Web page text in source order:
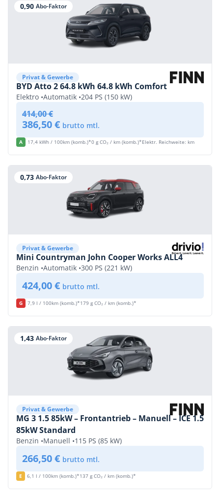
0,90 Abo-Faktor
Privat & Gewerbe
BYD Atto 2 64.8 kWh 64.8 kWh Comfort
Elektro •Automatik •204 PS (150 kW)
414,00 €
386,50 € brutto mtl.
A 17,4 kWh / 100km (komb.)*0 g CO₂ / km (komb.)*Elektr. Reichweite: km
0,73 Abo-Faktor
Privat & Gewerbe
Mini Countryman John Cooper Works ALL4
Benzin •Automatik •300 PS (221 kW)
424,00 € brutto mtl.
G 7,9 l / 100km (komb.)*179 g CO₂ / km (komb.)*
1,43 Abo-Faktor
Privat & Gewerbe
MG 3 1.5 85kW – Frontantrieb – Manuell – ICE 1.5
85kW Standard
Benzin •Manuell •115 PS (85 kW)
266,50 € brutto mtl.
E 6,1 l / 100km (komb.)*137 g CO₂ / km (komb.)*